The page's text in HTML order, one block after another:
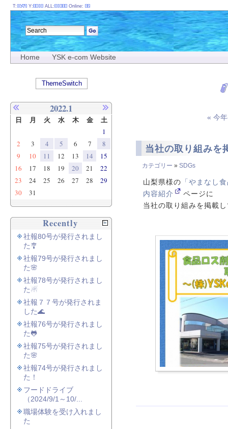
Home YSK e-com Website
« 今
当社の取り組みを
カテゴリー » SDGs
山梨県様の 「やまなし
内容紹介
ページに
当社の取り組みを掲載
T: Y: ALL: Online:
ThemeSwitch
2022.1
日 月 火 水 木 金 土
1
2
3 4 5 6 7
8
9
10 11 12 13 14
15
16
17 18 19 20 21
22
23
24 25 26 27 28
29
30
31
Recently
社報80号が発行されまし
た🎐
社報79号が発行されまし
た🌸
社報78号が発行されまし
た☃
社報７７号が発行されま
した🌊
社報76号が発行されまし
た🐸
社報75号が発行されまし
た🌸
社報74号が発行されまし
た！
フードドライブ
（2024/9/1～10/...
職場体験を受け入れまし
た